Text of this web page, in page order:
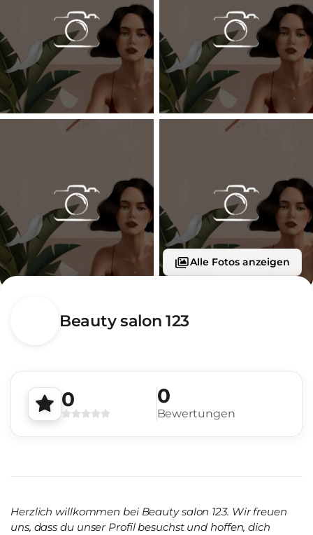
Alle Fotos anzeigen
Beauty salon 123
0 0
Bewertungen
Herzlich willkommen bei Beauty salon 123. Wir freuen
uns, dass du unser Profil besuchst und hoffen, dich